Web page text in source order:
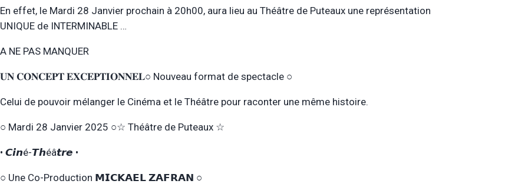
En effet, le Mardi 28 Janvier prochain à 20h00, aura lieu au Théâtre de Puteaux une représentation
UNIQUE de INTERMINABLE …
A NE PAS MANQUER
𝐔𝐍 𝐂𝐎𝐍𝐂𝐄𝐏𝐓 𝐄𝐗𝐂𝐄𝐏𝐓𝐈𝐎𝐍𝐍𝐄𝐋○ Nouveau format de spectacle ○
Celui de pouvoir mélanger le Cinéma et le Théâtre pour raconter une même histoire.
○ Mardi 28 Janvier 2025 ○☆ Théâtre de Puteaux ☆
•⁠ ⁠𝘾𝙞𝙣é-𝙏𝙝éâ𝙩𝙧𝙚 •
○ Une Co-Production 𝗠𝗜𝗖𝗞𝗔𝗘𝗟 𝗭𝗔𝗙𝗥𝗔𝗡 ○